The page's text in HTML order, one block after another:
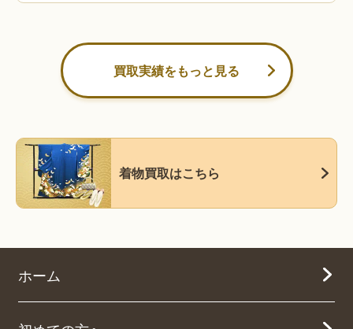
買取実績をもっと見る
着物買取はこちら
ホーム